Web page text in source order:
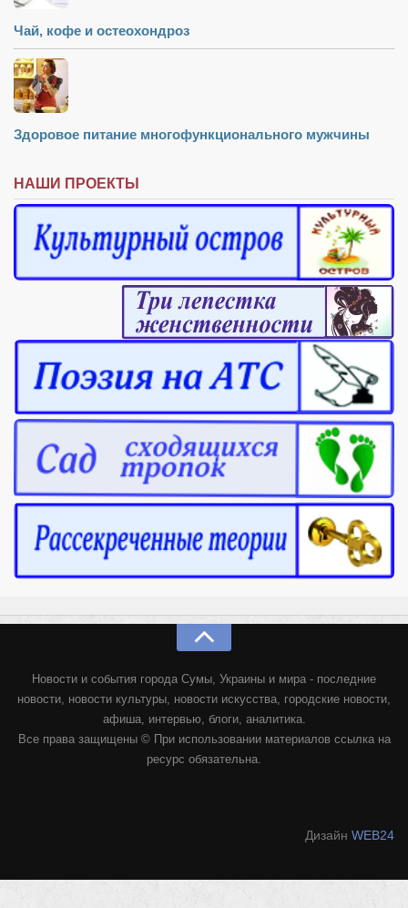
Чай, кофе и остеохондроз
Здоровое питание многофункционального мужчины
НАШИ ПРОЕКТЫ
Новости и события города Сумы, Украины и мира - последние
новости, новости культуры, новости искусства, городские новости,
афиша, интервью, блоги, аналитика.
Все права защищены © При использовании материалов ссылка на
ресурс обязательна.
Дизайн WEB24